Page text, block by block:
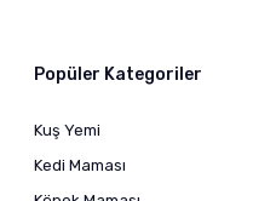
Popüler Kategoriler
Kuş Yemi
Kedi Maması